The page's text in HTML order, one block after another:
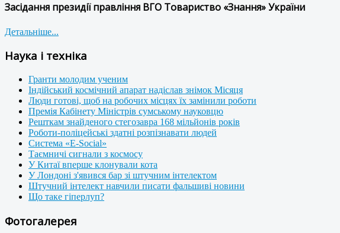
Засідання президії правління ВГО Товариство «Знання» України
Детальніше...
Наука і техніка
Гранти молодим ученим
Індійський космічний апарат надіслав знімок Місяця
Люди готові, щоб на робочих місцях їх замінили роботи
Премія Кабінету Міністрів сумському науковцю
Решткам знайденого стегозавра 168 мільйонів років
Роботи-поліцейські здатні розпізнавати людей
Система «E-Social»
Таємничі сигнали з космосу
У Китаї вперше клонували кота
У Лондоні з'явився бар зі штучним інтелектом
Штучний інтелект навчили писати фальшиві новини
Що таке гіперлуп?
Фотогалерея